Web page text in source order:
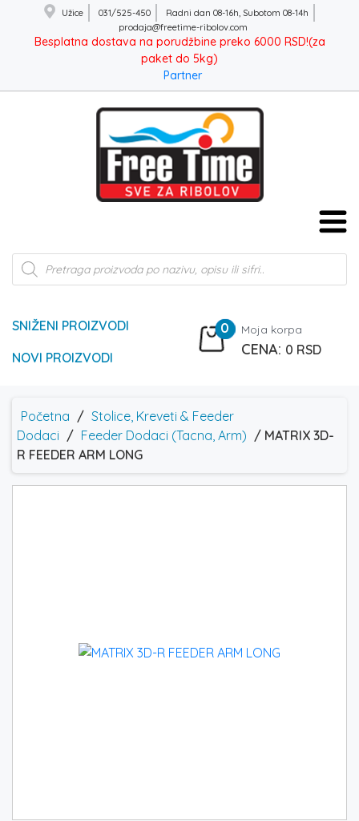
Užice 031/525-450
Radni dan 08-16h, Subotom 08-14h
prodaja@freetime-ribolov.com
Besplatna dostava na porudžbine preko 6000 RSD!(za
paket do 5kg)
Partner
Products
search
SNIŽENI PROIZVODI
NOVI PROIZVODI
0 Moja korpa
0 RSD
Početna / Stolice, Kreveti & Feeder
Dodaci / Feeder Dodaci (Tacna, Arm) / MATRIX 3D-
R FEEDER ARM LONG